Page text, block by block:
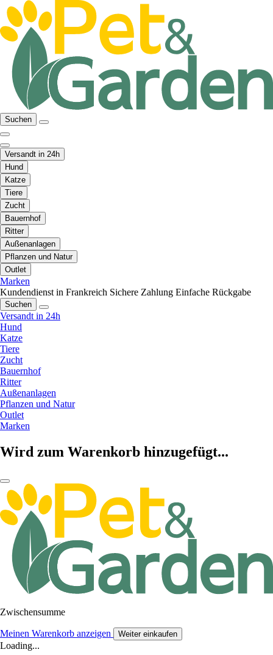
Suchen
Versandt in 24h
Hund
Katze
Tiere
Zucht
Bauernhof
Ritter
Außenanlagen
Pflanzen und Natur
Outlet
Marken
Kundendienst in Frankreich Sichere Zahlung Einfache Rückgabe
Suchen
Versandt in 24h
Hund
Katze
Tiere
Zucht
Bauernhof
Ritter
Außenanlagen
Pflanzen und Natur
Outlet
Marken
Wird zum Warenkorb hinzugefügt...
Zwischensumme
Meinen Warenkorb anzeigen Weiter einkaufen
Loading...